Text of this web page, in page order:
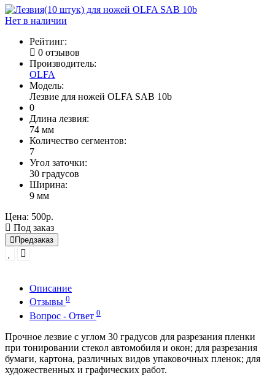
Нет в наличии
Рейтинг:
0 отзывов
Производитель:
OLFA
Модель:
Лезвие для ножей OLFA SAB 10b
0
Длина лезвия:
74 мм
Количество сегментов:
7
Угол заточки:
30 градусов
Ширина:
9 мм
Цена: 500р.
Под заказ
Предзаказ
Описание
Отзывы 0
Вопрос - Ответ 0
Прочное лезвие с углом 30 градусов для разрезания пленки
при тонировании стекол автомобиля и окон; для разрезания
бумаги, картона, различных видов упаковочных пленок; для
художественных и графических работ.